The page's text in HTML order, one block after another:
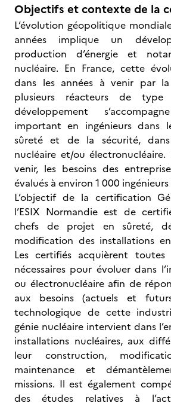
Objectifs et contexte de la
L’évolution géopolitique
années implique un
production d’énergie et
nucléaire. En France, cette
dans les années à venir par
plusieurs réacteurs de
développement
important en ingénieurs dans
sûreté et de la sécurité,
nucléaire et/ou électronucléaire.
venir, les besoins des
évalués à environ 1 000
L’objectif de la certification
l’ESIX Normandie est de
chefs de projet en sûreté,
modification des installations
Les certifiés acquièrent toutes
nécessaires pour évoluer dans
ou électronucléaire afin de
aux besoins (actuels et
technologique de cette
génie nucléaire intervient dans
installations nucléaires, aux
leur construction,
maintenance et
missions. Il est également
des études relatives à